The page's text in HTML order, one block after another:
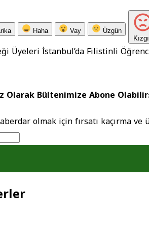
Haha Vay
Üzgün
Üyeleri İstanbul’da Filistinli
Olarak Bültenimize Abone
olmak için fırsatı kaçırma